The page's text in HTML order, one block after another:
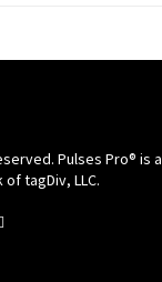
Pulses Pro® is a
tagDiv, LLC.